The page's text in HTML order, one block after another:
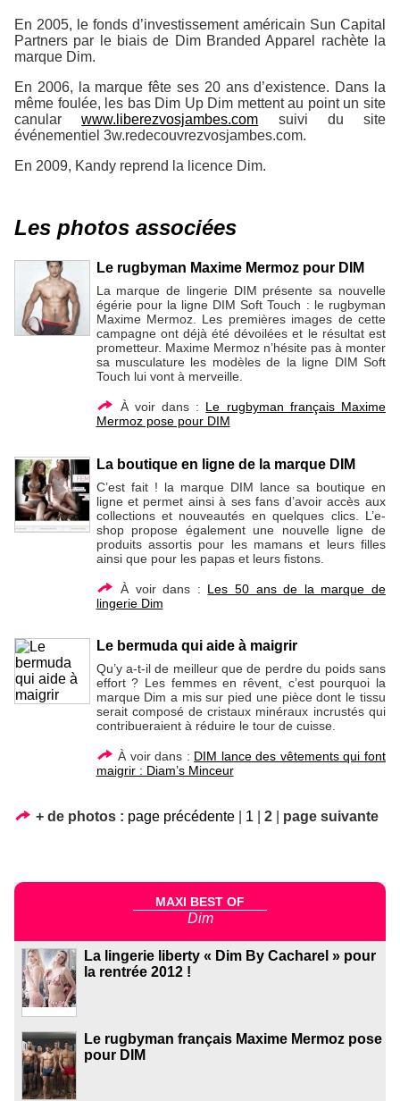
En 2005, le fonds d’investissement américain Sun Capital
Partners par le biais de Dim Branded Apparel rachète la
marque Dim.
En 2006, la marque fête ses 20 ans d’existence. Dans la
même foulée, les bas Dim Up Dim mettent au point un site
canularwww.liberezvosjambes.com suivi du site
événementiel 3w.redecouvrezvosjambes.com.
En 2009, Kandy reprend la licence Dim.
Les photos associées
Le rugbyman Maxime Mermoz pour DIM
La marque de lingerie DIM présente sa nouvelle
égérie pour la ligne DIM Soft Touch : le rugbyman
Maxime Mermoz. Les premières images de cette
campagne ont déjà été dévoilées et le résultat est
prometteur. Maxime Mermoz n’hésite pas à monter
sa musculature les modèles de la ligne DIM Soft
Touch lui vont à merveille.
À voir dans : Le rugbyman français Maxime
Mermoz pose pour DIM
La boutique en ligne de la marque DIM
C’est fait ! la marque DIM lance sa boutique en
ligne et permet ainsi à ses fans d’avoir accès aux
collections et nouveautés en quelques clics. L’e-
shop propose également une nouvelle ligne de
produits assortis pour les mamans et leurs filles
ainsi que pour les papas et leurs fistons.
À voir dans : Les 50 ans de la marque de
lingerie Dim
Le bermuda qui aide à maigrir
Qu’y a-t-il de meilleur que de perdre du poids sans
effort ? Les femmes en rêvent, c’est pourquoi la
marque Dim a mis sur pied une pièce dont le tissu
serait composé de cristaux minéraux incrustés qui
contribueraient à réduire le tour de cuisse.
À voir dans : DIM lance des vêtements qui font
maigrir : Diam’s Minceur
+ de photos : page précédente 1 2 page suivante
MAXI BEST OF
Dim
La lingerie liberty « Dim By Cacharel » pour
la rentrée 2012 !
Le rugbyman français Maxime Mermoz pose
pour DIM